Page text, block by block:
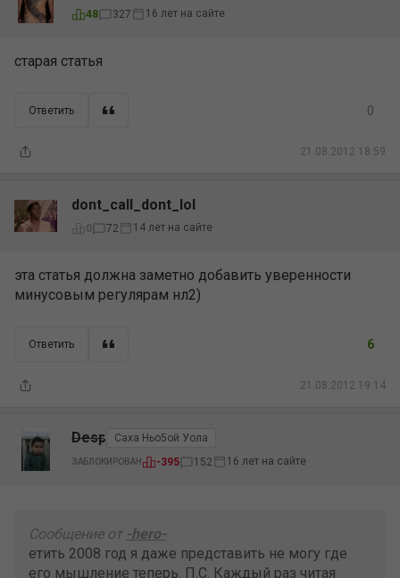
48 327 16 лет на сайте
старая статья
Ответить
21.08.2012 18:59
0
dont_call_dont_lol
0 72 14 лет на сайте
эта статья должна заметно добавить уверенности
минусовым регулярам нл2)
Ответить
21.08.2012 19:14
6
Desp Саха Ньо5ой Уола
ЗАБЛОКИРОВАН -395 152 16 лет на сайте
Сообщение от -hero-
етить 2008 год я даже представить не могу где
его мышление теперь. П.С. Каждый раз читая